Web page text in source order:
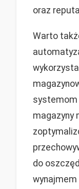
oraz
Warto
systemom
magazyny
do
wynajmem